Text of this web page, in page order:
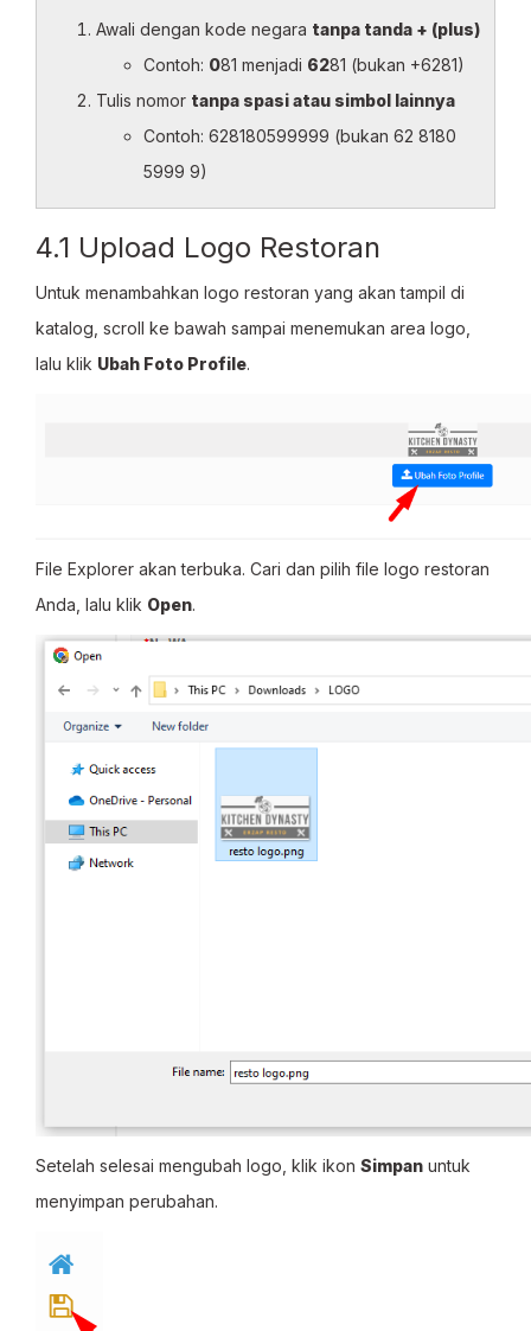
Awali dengan kode negara tanpa tanda + (plus)
Contoh: 081 menjadi 6281 (bukan +6281)
Tulis nomor tanpa spasi atau simbol lainnya
Contoh: 628180599999 (bukan 62 8180
5999 9)
4.1 Upload Logo Restoran
Untuk menambahkan logo restoran yang akan tampil di
katalog, scroll ke bawah sampai menemukan area logo,
lalu klik Ubah Foto Profile.
File Explorer akan terbuka. Cari dan pilih file logo restoran
Anda, lalu klik Open.
Setelah selesai mengubah logo, klik ikon Simpan untuk
menyimpan perubahan.